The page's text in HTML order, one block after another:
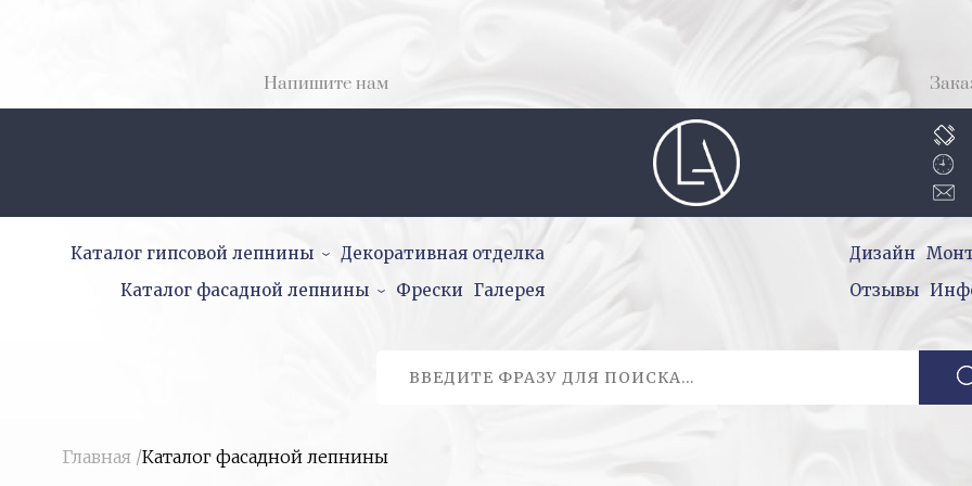
Напишите нам
Каталог гипсовой лепнины
Декоративная отделка
Каталог фасадной лепнины
Фрески Галерея
Дизайн
Отзывы
Главная /Каталог фасадной лепнины